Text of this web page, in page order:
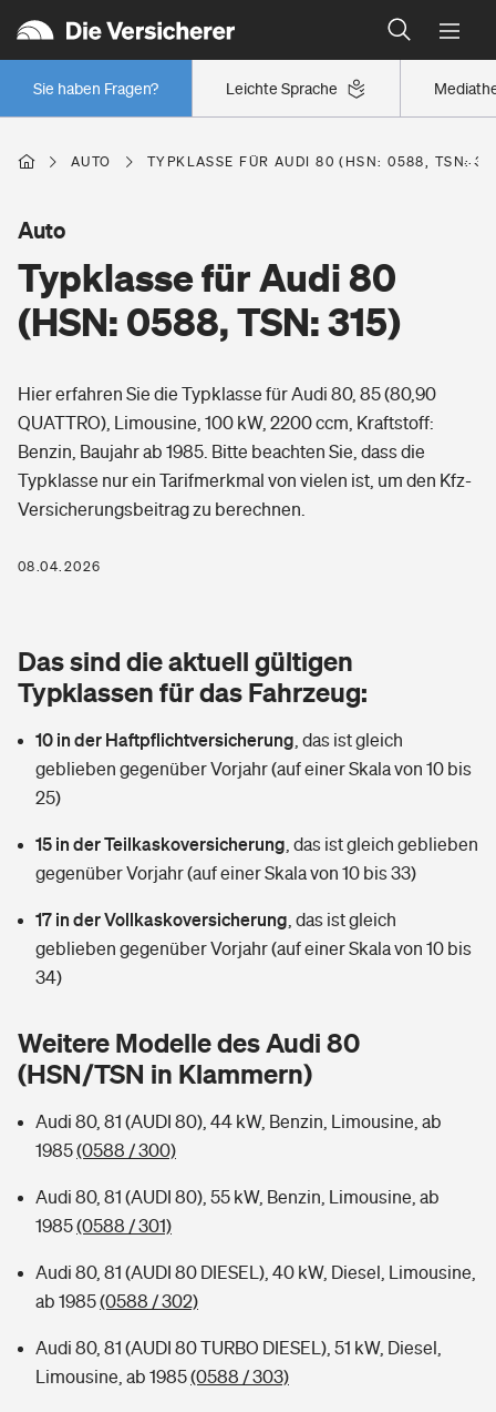
Leichte Sprache
Sie haben Fragen?
Wer versichert was: Jetzt Versicherer finden
Regionalklassen: So ist Ihre Region eingestuft
Wer versichert was: Jetzt Versicherer finden
Berufsunfähigkeitsversicherung
Erwerbsunfähigkeitsversicherung
Grundfähigkeitsversicherung
Arbeitsrechtsschutz
Berufshaftpflichtversicherung
Zur Übersicht
Tools
Wer versichert was: Jetzt Versicherer finden
Sie haben Fragen?
Wohnen
Elementarversicherung
Glasversicherung
Mietkautionsversicherung
Restkreditversicherung
Tools
Hochwasser-Check: Wie gefährdet ist Ihr Haus?
Sie haben Fragen?
Freizeit
Pri­vate Haft­pflicht­
Kinderunfall­ver­si­che­rung
Kinderinvalidität
Hundehalter-Haftpflicht
Handyversicherung
Private Cyberversicherung
Zur Übersicht
Kinderunfall-Check: Mehr Sicherheit für deine Kids
Typklassen: So ist Ihr Auto eingestuft
Gesundheit
Private Krankenversicherung
Dread-Disease-Versicherung
Tierkrankenversicherung
Zur Übersicht
Tools
Wer versichert was: Jetzt Versicherer finden
Rentenrechner: Wie viel Geld bekomme ich im Alter?
AUTO TYPKLASSE FÜR AUDI 80 (HSN: 0588, TSN:
Typklasse für Audi 80
(HSN: 0588, TSN: 315)
Auto
Hier erfahren Sie die Typklasse für Audi 80, 85 (80,90
QUATTRO), Limousine, 100 kW, 2200 ccm, Kraftstoff:
Benzin, Baujahr ab 1985. Bitte beachten Sie, dass die
Typklasse nur ein Tarifmerkmal von vielen ist, um den Kfz-
Versicherungsbeitrag zu berechnen.
08.04.2026
Das sind die aktuell gültigen
Typklassen für das Fahrzeug:
10 in der Haftpflichtversicherung das ist gleich
geblieben gegenüber Vorjahr (auf einer Skala von 10 bis
25)
15 in der Teilkaskoversicherung das ist gleich geblieben
gegenüber Vorjahr (auf einer Skala von 10 bis 33)
17 in der Vollkaskoversicherung das ist gleich
geblieben gegenüber Vorjahr (auf einer Skala von 10 bis
34)
Weitere Modelle des Audi 80
(HSN/TSN in Klammern)
Audi 80, 81 (AUDI 80), 44 kW, Benzin, Limousine, ab
1985(0588 / 300)
Audi 80, 81 (AUDI 80), 55 kW, Benzin, Limousine, ab
1985(0588 / 301)
Audi 80, 81 (AUDI 80 DIESEL), 40 kW, Diesel, Limousine,
ab 1985(0588 / 302)
Audi 80, 81 (AUDI 80 TURBO DIESEL), 51 kW, Diesel,
Limousine, ab 1985(0588 / 303)